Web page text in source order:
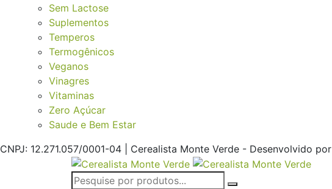
Sem Lactose
Suplementos
Temperos
Termogênicos
Veganos
Vinagres
Vitaminas
Zero Açúcar
Saude e Bem Estar
CNPJ: 12.271.057/0001-04 | Cerealista Monte Verde - Desenvolvido por